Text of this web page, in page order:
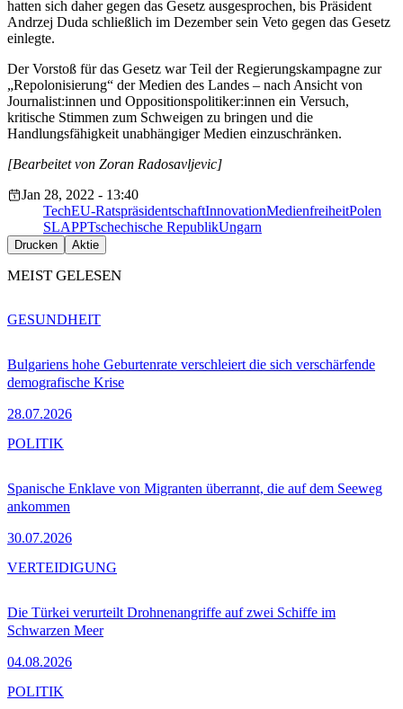
hatten sich daher gegen das Gesetz ausgesprochen, bis Präsident
Andrzej Duda schließlich im Dezember sein Veto gegen das Gesetz
einlegte.
Der Vorstoß für das Gesetz war Teil der Regierungskampagne zur
„Repolonisierung“ der Medien des Landes – nach Ansicht von
Journalist:innen und Oppositionspolitiker:innen ein Versuch,
kritische Stimmen zum Schweigen zu bringen und die
Handlungsfähigkeit unabhängiger Medien einzuschränken.
[Bearbeitet von Zoran Radosavljevic]
Jan 28, 2022 - 13:40
TechEU-RatspräsidentschaftInnovationMedienfreiheitPolen
SLAPPTschechische RepublikUngarn
Drucken Aktie
MEIST GELESEN
Bulgariens hohe Geburtenrate verschleiert die sich verschärfende
demografische Krise
28.07.2026
GESUNDHEIT
Spanische Enklave von Migranten überrannt, die auf dem Seeweg
ankommen
30.07.2026
POLITIK
Die Türkei verurteilt Drohnenangriffe auf zwei Schiffe im
Schwarzen Meer
04.08.2026
VERTEIDIGUNG
POLITIK